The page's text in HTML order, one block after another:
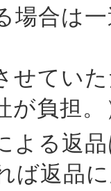
場合は
せてい
が負担。
よる返
ば返品